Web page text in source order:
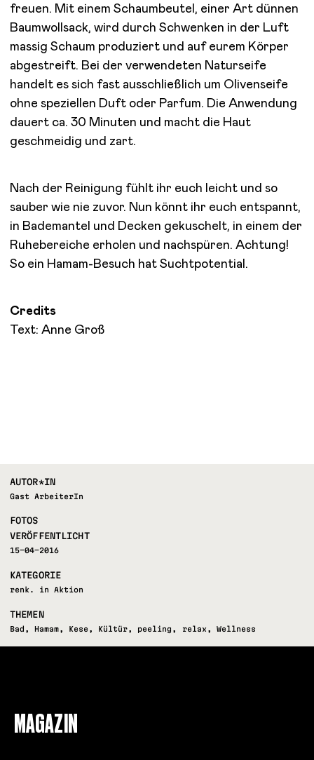
freuen. Mit einem Schaumbeutel, einer Art dünnen
Baumwollsack, wird durch Schwenken in der Luft
massig Schaum produziert und auf eurem Körper
abgestreift. Bei der verwendeten Naturseife
handelt es sich fast ausschließlich um Olivenseife
ohne speziellen Duft oder Parfum. Die Anwendung
dauert ca. 30 Minuten und macht die Haut
geschmeidig und zart.
Nach der Reinigung fühlt ihr euch leicht und so
sauber wie nie zuvor. Nun könnt ihr euch entspannt,
in Bademantel und Decken gekuschelt, in einem der
Ruhebereiche erholen und nachspüren. Achtung!
So ein Hamam-Besuch hat Suchtpotential.
Credits
Text: Anne Groß
AUTOR*IN
Gast ArbeiterIn
FOTOS
VERÖFFENTLICHT
15-04-2016
KATEGORIE
renk. in Aktion
THEMEN
Bad ,Hamam, Kese , Kültür, peeling , relax , Wellness
MAGAZIN